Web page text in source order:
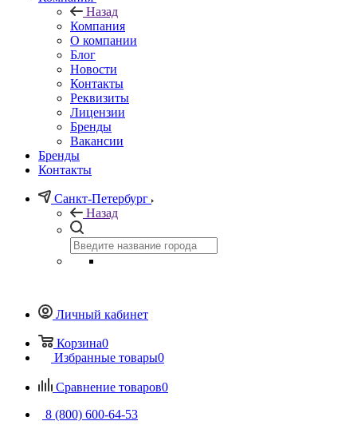
Назад
Компания
О компании
Блог
Новости
Контакты
Реквизиты
Лицензии
Бренды
Вакансии
Бренды
Контакты
Санкт-Петербург
Назад
Личный кабинет
Корзина0
Избранные товары0
Сравнение товаров0
8 (800) 600-64-53